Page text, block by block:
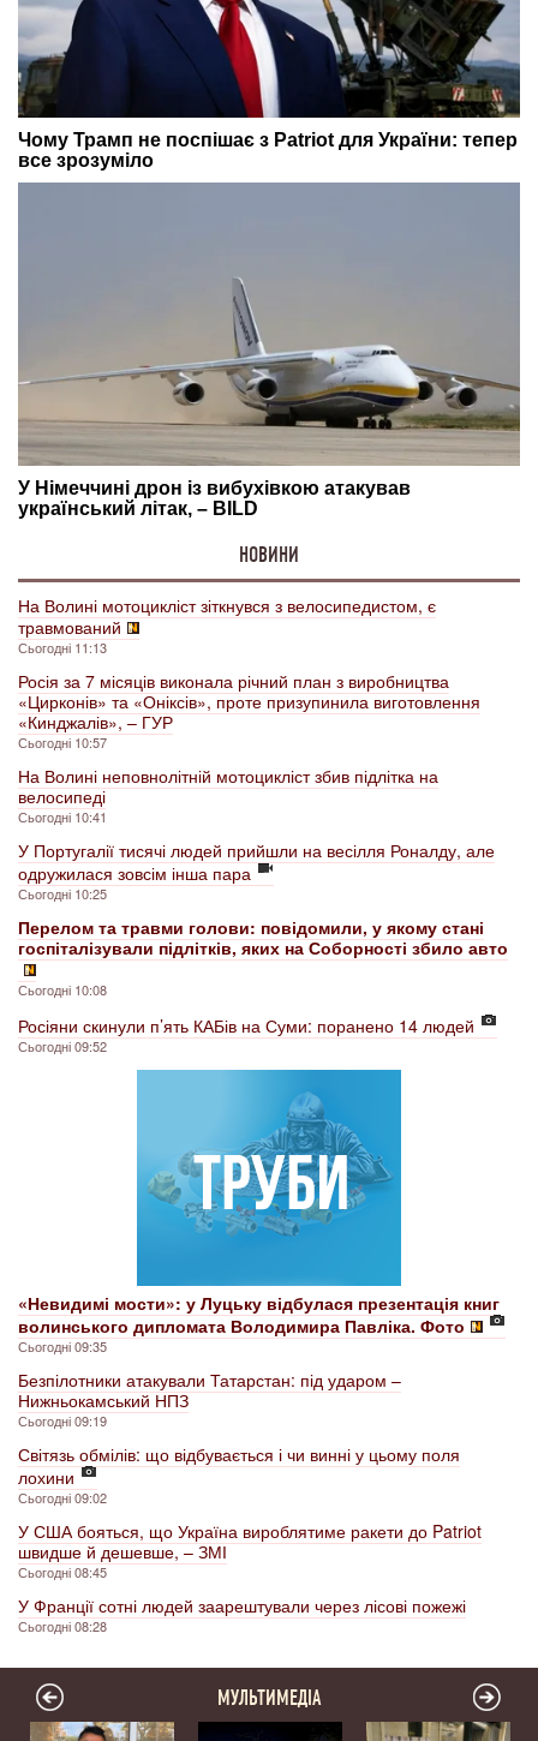
НОВИНИ
На Волині мотоцикліст зіткнувся з велосипедистом, є
травмований
Сьогодні 11:13
Росія за 7 місяців виконала річний план з виробництва
«Цирконів» та «Оніксів», проте призупинила виготовлення
«Кинджалів», – ГУР
Сьогодні 10:57
На Волині неповнолітній мотоцикліст збив підлітка на
велосипеді
Сьогодні 10:41
У Португалії тисячі людей прийшли на весілля Роналду, але
одружилася зовсім інша пара
Сьогодні 10:25
Перелом та травми голови: повідомили, у якому стані
госпіталізували підлітків, яких на Соборності збило авто
Сьогодні 10:08
Росіяни скинули п’ять КАБів на Суми: поранено 14 людей
Сьогодні 09:52
«Невидимі мости»: у Луцьку відбулася презентація книг
волинського дипломата Володимира Павліка. Фото
Сьогодні 09:35
Безпілотники атакували Татарстан: під ударом –
Нижньокамський НПЗ
Сьогодні 09:19
Світязь обмілів: що відбувається і чи винні у цьому поля
лохини
Сьогодні 09:02
У США бояться, що Україна вироблятиме ракети до Patriot
швидше й дешевше, – ЗМІ
Сьогодні 08:45
У Франції сотні людей заарештували через лісові пожежі
Сьогодні 08:28
МУЛЬТИМЕДІА